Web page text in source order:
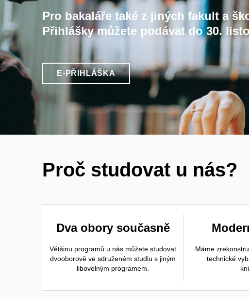
Pro bakaláře také z jiných fakult a
Přihlášky můžete podávat do 30.
E-PŘIHLÁŠKA
Proč studovat u nás?
Dva obory současně
Většinu programů u nás můžete studovat
dvooborově ve sdruženém studiu s jiným
libovolným programem.
Máme
technické